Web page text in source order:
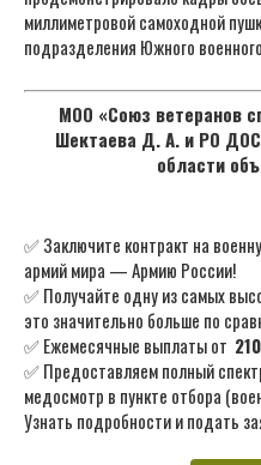
миллиметровой самоходной
подразделения Южного
МОО «Союз ветеранов
Шектаева Д. А. и РО
области
✅ Заключите контракт на
армий мира — Армию России!
✅ Получайте одну из самых
это значительно больше по
✅ Ежемесячные выплаты от
✅ Предоставляем полный
медосмотр в пункте отбора
Узнать подробности и подать